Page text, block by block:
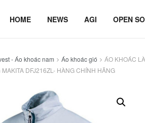
HOME NEWS AGI OPEN
- Áo khoác nam Áo khoác gió
ÁO KHOÁC
DFJ216ZL- HÀNG CHÍNH HÃNG